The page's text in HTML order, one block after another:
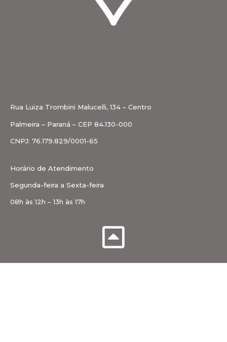
Rua Luiza Trombini Malucelli, 134 – Centro
Palmeira – Paraná – CEP 84.130-000
CNPJ: 76.179.829/0001-65
Horário de Atendimento
Segunda-feira a Sexta-feira
08h às 12h – 13h às 17h